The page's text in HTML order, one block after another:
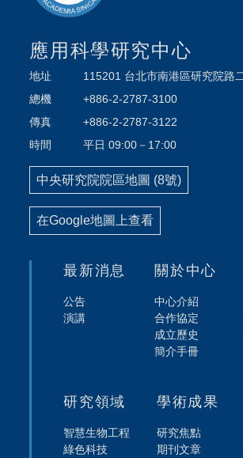
應用科學研究中心
地址
115201 台北市南港區研究院路
總機
+886-2-2787-3100
傳真
+886-2-2787-3122
時間
平日 09:00－17:00
中央研究院院區地圖 (8號)
在Google地圖上查看
最新消息
公告
演講
關於中心
中心介紹
合作協定
成立歷史
簡介手冊
研究領域
智慧生物工程
綠色科技
學術成果
研究焦點
期刊文章